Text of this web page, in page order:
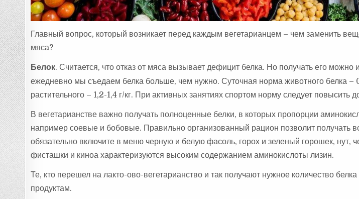
Главный вопрос, который возникает перед каждым вегетарианцем – чем заменить
мяса?
Белок. Считается, что отказ от мяса вызывает дефицит белка. Но получать его можно
ежедневно мы съедаем белка больше, чем нужно. Суточная норма животного белка –
растительного – 1,2-1,4 г/кг. При активных занятиях спортом норму следует повысить
В вегетарианстве важно получать полноценные белки, в которых пропорции
например соевые и бобовые. Правильно организованный рацион позволит получать
обязательно включите в меню черную и белую фасоль, горох и зеленый горошек, нут,
фисташки и киноа характеризуются высоким содержанием аминокислоты лизин.
Те, кто перешел на лакто-ово-вегетарианство и так получают нужное количество
продуктам.